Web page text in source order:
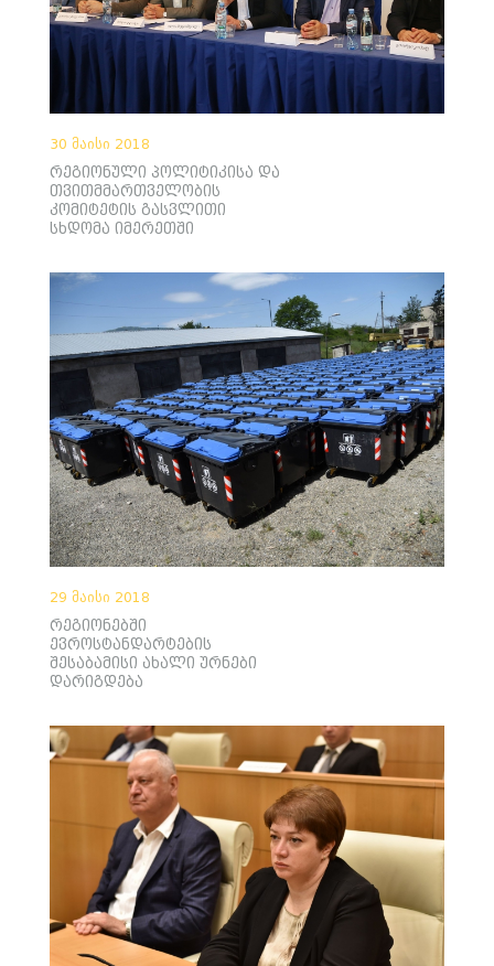
30 მაისი 2018
რეგიონული პოლიტიკისა და
თვითმმართველობის
კომიტეტის გასვლითი
სხდომა იმერეთში
29 მაისი 2018
რეგიონებში
ევროსტანდარტების
შესაბამისი ახალი ურნები
დარიგდება